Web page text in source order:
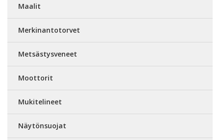
Maalit
Merkinantotorvet
Metsästysveneet
Moottorit
Mukitelineet
Näytönsuojat